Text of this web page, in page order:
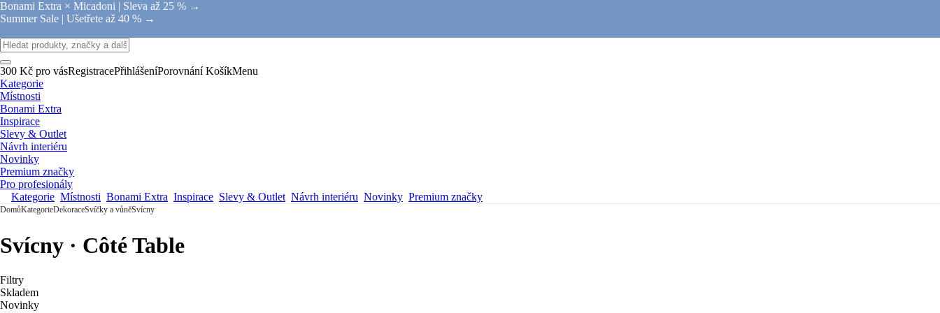
Bonami Extra × Micadoni | Sleva až 25 % →
Summer Sale | Ušetřete až 40 % →
300 Kč pro vásRegistracePřihlášeníPorovnání KošíkMenu
Kategorie
Místnosti
Bonami Extra
Inspirace
Slevy & Outlet
Návrh interiéru
Novinky
Premium značky
Pro profesionály
Kategorie Místnosti Bonami Extra Inspirace Slevy & Outlet Návrh interiéru Novinky Premium značky
DomůKategorieDekoraceSvíčky a vůněSvícny
Svícny · Côté Table
Filtry
Skladem
Novinky